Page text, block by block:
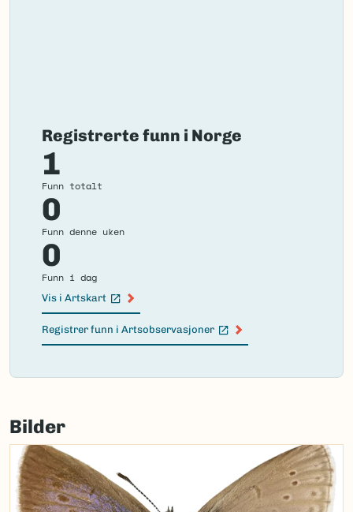
Registrerte funn i Norge
1
Funn totalt
0
Funn denne uken
0
Funn i dag
Vis i Artskart
(Ekstern lenke)
Registrer funn i Artsobservasjoner
(Ekstern lenke)
Failed
load
map.
Bilder